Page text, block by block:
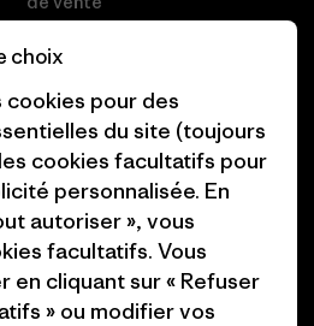
Préférences de cookie
Carrières
Presse et media
Industry program
Programme d’affiliation
Patagonia France Plan du site
choix
cookies pour des
du site (toujours
cookies facultatifs pour
personnalisée. En
autoriser », vous
facultatifs. Vous
en cliquant sur « Refuser
» ou modifier vos